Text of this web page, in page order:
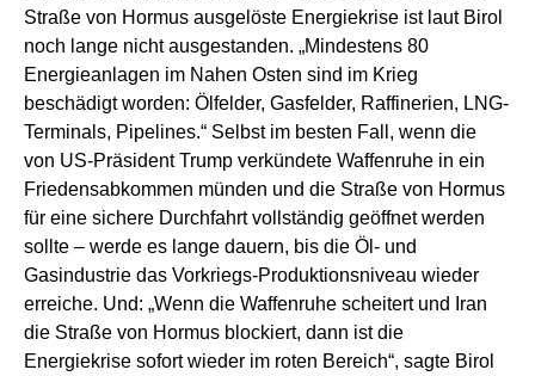
Straße von Hormus ausgelöste Energiekrise ist laut Birol
noch lange nicht ausgestanden. „Mindestens 80
Energieanlagen im Nahen Osten sind im Krieg
beschädigt worden: Ölfelder, Gasfelder, Raffinerien, LNG-
Terminals, Pipelines.“ Selbst im besten Fall, wenn die
von US-Präsident Trump verkündete Waffenruhe in ein
Friedensabkommen münden und die Straße von Hormus
für eine sichere Durchfahrt vollständig geöffnet werden
sollte – werde es lange dauern, bis die Öl- und
Gasindustrie das Vorkriegs-Produktionsniveau wieder
erreiche. Und: „Wenn die Waffenruhe scheitert und Iran
die Straße von Hormus blockiert, dann ist die
Energiekrise sofort wieder im roten Bereich“, sagte Birol